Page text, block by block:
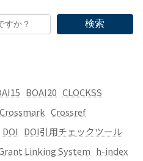
検索
BOAI20 CLOCKSS
Crossmark Crossref
DOI DOI引用チェックツール
Linking System h-index